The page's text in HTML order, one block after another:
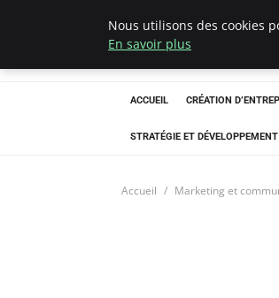
ACCUEIL CRÉATION
STRATÉGIE ET DÉVELOPPEMENT
Accueil Marketing et
Nous utilisons des cookies
En savoir plus